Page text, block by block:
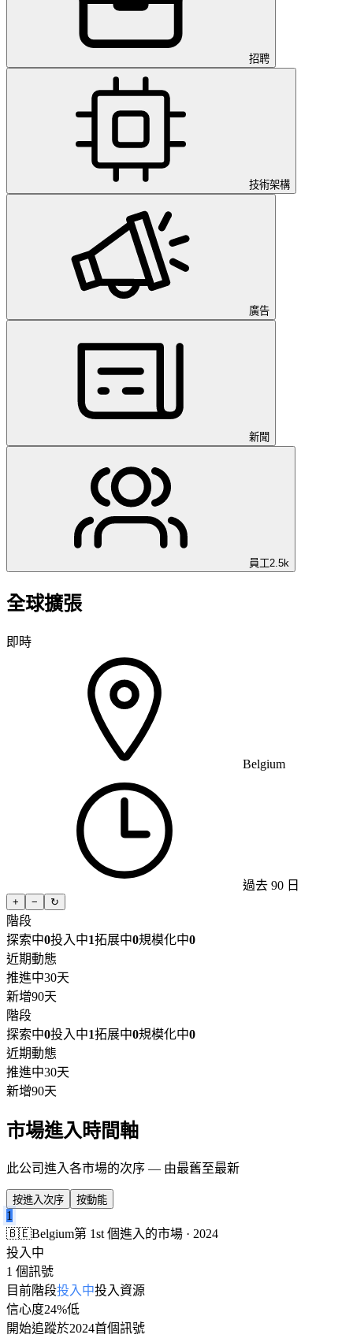
招聘
技術架構
廣告
新聞
員工2.5k
全球擴張
即時
Belgium
過去 90 日
+ − ↻
階段
探索中0投入中1拓展中0規模化中0
近期動態
推進中30天
新增90天
階段
探索中0投入中1拓展中0規模化中0
近期動態
推進中30天
新增90天
市場進入時間軸
此公司進入各市場的次序 — 由最舊至最新
按進入次序 按動能
1
🇧🇪Belgium第 1st 個進入的市場 · 2024
投入中
1 個訊號
目前階段投入中投入資源
信心度24%低
開始追蹤於2024首個訊號